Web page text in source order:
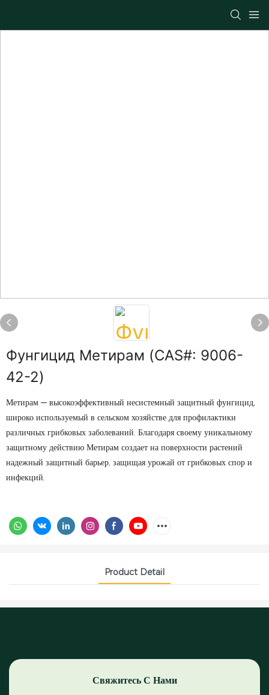
Фунгицид Метирам (CAS#: 9006-
42-2)
Метирам — высокоэффективный несистемный защитный фунгицид,
широко используемый в сельском хозяйстве для профилактики
различных грибковых заболеваний. Благодаря своему уникальному
защитному действию Метирам создает на поверхности растений
надежный защитный барьер, защищая урожай от грибковых спор и
инфекций.
Product Detail
Свяжитесь С Нами